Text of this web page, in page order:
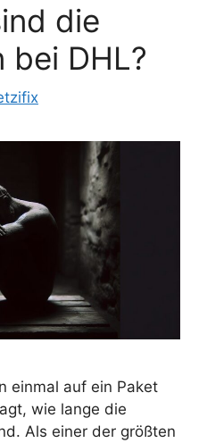
die
bei DHL?
einmal auf ein Paket
wie lange die
Als einer der größten